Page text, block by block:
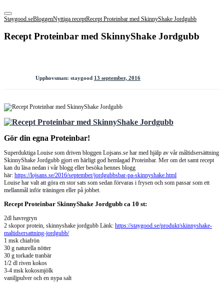
Staygood.seBloggenNyttiga receptRecept Proteinbar med SkinnyShake Jordgubb
Recept Proteinbar med SkinnyShake Jordgubb
Upphovsman: staygood 13 september, 2016
Gör din egna Proteinbar!
Superduktiga Louise som driven bloggen Lojsans.se har med hjälp av vår måltidsersättning
SkinnyShake Jordgubb gjort en härligt god hemlagad Proteinbar. Mer om det samt recept
kan du läsa nedan i vår blogg eller besöka hennes blogg
här: https://lojsans.se/2016/september/jordgubbsbar-pa-skinnyshake.html
Louise har valt att göra en stor sats som sedan förvaras i frysen och som passar som ett
mellanmål inför träningen eller på jobbet.
Recept Proteinbar SkinnyShake Jordgubb ca 10 st:
2dl havregryn
2 skopor protein, skinnyshake jordgubb Länk: https://staygood.se/produkt/skinnyshake-
maltidsersattning-jordgubb/
1 msk chiafrön
30 g naturella nötter
30 g torkade tranbär
1/2 dl riven kokos
3-4 msk kokosmjölk
vaniljpulver och en nypa salt